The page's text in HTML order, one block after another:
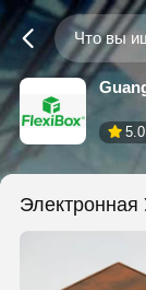
5.0
Электронная